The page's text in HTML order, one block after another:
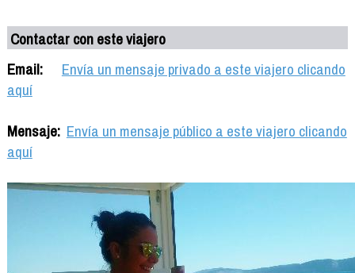
Contactar con este viajero
Email:
Envía un mensaje privado a este viajero clicando
aquí
Mensaje: Envía un mensaje público a este viajero clicando
aquí